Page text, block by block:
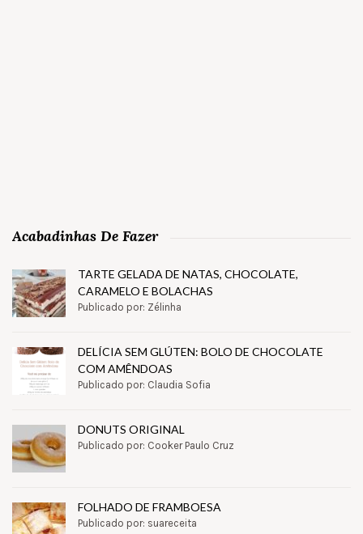
Acabadinhas De Fazer
TARTE GELADA DE NATAS, CHOCOLATE,
CARAMELO E BOLACHAS
Publicado por: Zélinha
DELÍCIA SEM GLÚTEN: BOLO DE CHOCOLATE
COM AMÊNDOAS
Publicado por: Claudia Sofia
DONUTS ORIGINAL
Publicado por: Cooker Paulo Cruz
FOLHADO DE FRAMBOESA
Publicado por: suareceita